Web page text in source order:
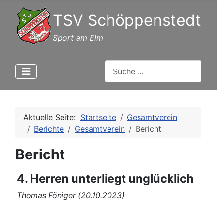
TSV Schöppenstedt
Sport am Elm
Aktuelle Seite: Startseite
Gesamtverein
Berichte
Gesamtverein Bericht
Bericht
4. Herren unterliegt unglücklich
Thomas Föniger (20.10.2023)